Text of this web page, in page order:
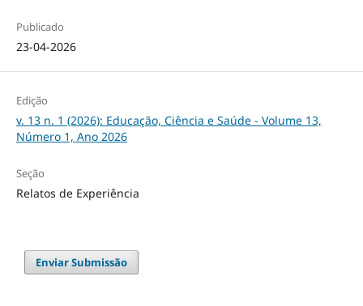
Publicado
23-04-2026
Edição
v. 13 n. 1 (2026): Educação, Ciência e Saúde - Volume 13,
Número 1, Ano 2026
Seção
Relatos de Experiência
Enviar Submissão